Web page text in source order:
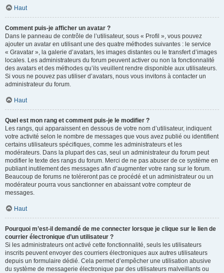
Haut
Comment puis-je afficher un avatar ?
Dans le panneau de contrôle de l’utilisateur, sous « Profil », vous pouvez
ajouter un avatar en utilisant une des quatre méthodes suivantes : le service
« Gravatar », la galerie d’avatars, les images distantes ou le transfert d’images
locales. Les administrateurs du forum peuvent activer ou non la fonctionnalité
des avatars et des méthodes qu’ils veuillent rendre disponible aux utilisateurs.
Si vous ne pouvez pas utiliser d’avatars, nous vous invitons à contacter un
administrateur du forum.
Haut
Quel est mon rang et comment puis-je le modifier ?
Les rangs, qui apparaissent en dessous de votre nom d’utilisateur, indiquent
votre activité selon le nombre de messages que vous avez publié ou identifient
certains utilisateurs spécifiques, comme les administrateurs et les
modérateurs. Dans la plupart des cas, seul un administrateur du forum peut
modifier le texte des rangs du forum. Merci de ne pas abuser de ce système en
publiant inutilement des messages afin d’augmenter votre rang sur le forum.
Beaucoup de forums ne toléreront pas ce procédé et un administrateur ou un
modérateur pourra vous sanctionner en abaissant votre compteur de
messages.
Haut
Pourquoi m’est-il demandé de me connecter lorsque je clique sur le lien de
courrier électronique d’un utilisateur ?
Si les administrateurs ont activé cette fonctionnalité, seuls les utilisateurs
inscrits peuvent envoyer des courriers électroniques aux autres utilisateurs
depuis un formulaire dédié. Cela permet d’empêcher une utilisation abusive
du système de messagerie électronique par des utilisateurs malveillants ou